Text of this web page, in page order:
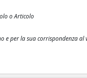
o Articolo
per la sua corrispondenza